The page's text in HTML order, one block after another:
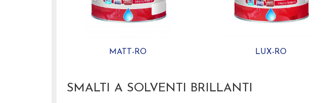
MATT-RO LUX-RO
SMALTI A SOLVENTI BRILLANTI